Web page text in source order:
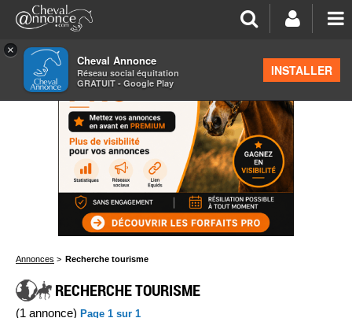
×
Cheval Annonce
Réseau social équitation
GRATUIT - Google Play
INSTALLER
Annonces > Recherche tourisme
RECHERCHE TOURISME
(1 annonce) Page 1 sur 1